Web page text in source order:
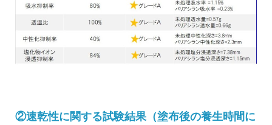
②速乾性に関する試験結果（塗布後の養生時間に